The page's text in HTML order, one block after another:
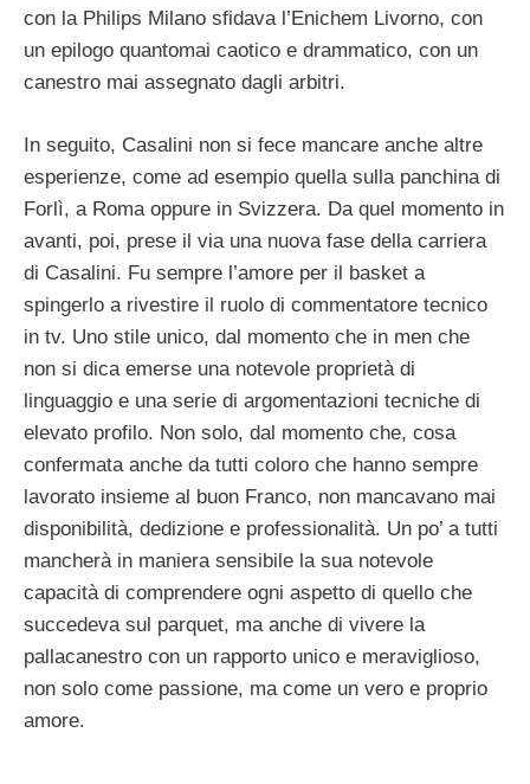
con la Philips Milano sfidava l’Enichem Livorno, con
un epilogo quantomai caotico e drammatico, con un
canestro mai assegnato dagli arbitri.
In seguito, Casalini non si fece mancare anche altre
esperienze, come ad esempio quella sulla panchina di
Forlì, a Roma oppure in Svizzera. Da quel momento in
avanti, poi, prese il via una nuova fase della carriera
di Casalini. Fu sempre l’amore per il basket a
spingerlo a rivestire il ruolo di commentatore tecnico
in tv. Uno stile unico, dal momento che in men che
non si dica emerse una notevole proprietà di
linguaggio e una serie di argomentazioni tecniche di
elevato profilo. Non solo, dal momento che, cosa
confermata anche da tutti coloro che hanno sempre
lavorato insieme al buon Franco, non mancavano mai
disponibilità, dedizione e professionalità. Un po’ a tutti
mancherà in maniera sensibile la sua notevole
capacità di comprendere ogni aspetto di quello che
succedeva sul parquet, ma anche di vivere la
pallacanestro con un rapporto unico e meraviglioso,
non solo come passione, ma come un vero e proprio
amore.